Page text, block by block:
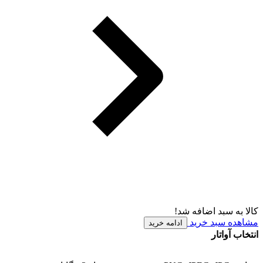
کالا به سبد اضافه شد!
مشاهده سبد خرید
ادامه خرید
انتخاب آواتار